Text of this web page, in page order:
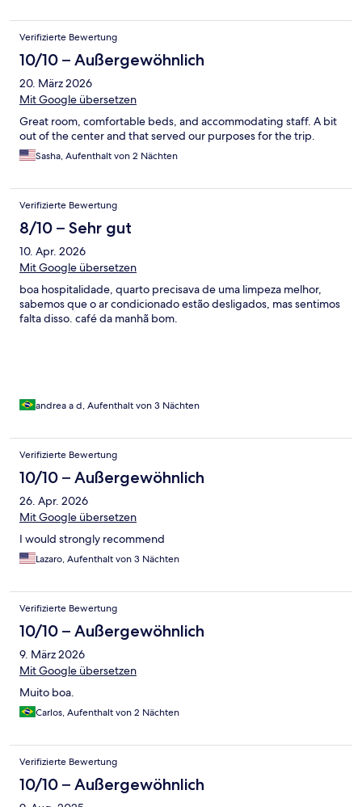
Verifizierte Bewertung
10/10 – Außergewöhnlich
20. März 2026
Mit Google übersetzen
Great room, comfortable beds, and accommodating staff. A bit
out of the center and that served our purposes for the trip.
Sasha, Aufenthalt von 2 Nächten
Verifizierte Bewertung
8/10 – Sehr gut
10. Apr. 2026
Mit Google übersetzen
boa hospitalidade, quarto precisava de uma limpeza melhor,
sabemos que o ar condicionado estão desligados, mas sentimos
falta disso. café da manhã bom.
andrea a d, Aufenthalt von 3 Nächten
Verifizierte Bewertung
10/10 – Außergewöhnlich
26. Apr. 2026
Mit Google übersetzen
I would strongly recommend
Lazaro, Aufenthalt von 3 Nächten
Verifizierte Bewertung
10/10 – Außergewöhnlich
9. März 2026
Mit Google übersetzen
Muito boa.
Carlos, Aufenthalt von 2 Nächten
Verifizierte Bewertung
10/10 – Außergewöhnlich